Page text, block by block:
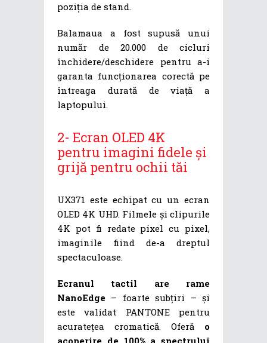
poziția de stand.
Balamaua a fost supusă unui
număr de 20.000 de cicluri
închidere/deschidere pentru a-i
garanta funcționarea corectă pe
întreaga durată de viață a
laptopului.
2- Ecran OLED 4K
pentru imagini fidele și
grijă pentru ochii tăi
UX371 este echipat cu un ecran
OLED 4K UHD. Filmele și clipurile
4K pot fi redate pixel cu pixel,
imaginile fiind de-a dreptul
spectaculoase.
Ecranul tactil are rame
NanoEdge – foarte subțiri – și
este validat PANTONE pentru
acuratețea cromatică. Oferă o